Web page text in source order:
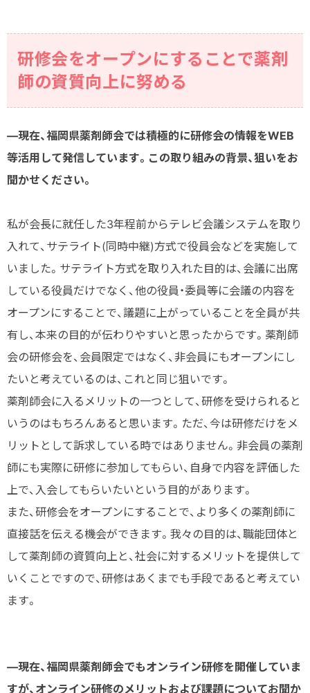
研修会をオープンにすることで薬剤
師の資質向上に努める
―現在、福岡県薬剤師会では積極的に研修会の情報をWEB
等活用して発信しています。この取り組みの背景、狙いをお
聞かせください。
私が会長に就任した3年程前からテレビ会議システムを取り
入れて、サテライト(同時中継)方式で役員会などを実施して
いました。サテライト方式を取り入れた目的は、会議に出席
している役員だけでなく、他の役員・委員等に会議の内容を
オープンにすることで、議題に上がっていることを全員が共
有し、本来の目的が伝わりやすいと思ったからです。薬剤師
会の研修会を、会員限定ではなく、非会員にもオープンにし
たいと考えているのは、これと同じ狙いです。
薬剤師会に入るメリットの一つとして、研修を受けられると
いうのはもちろんあると思います。ただ、今は研修だけをメ
リットとして訴求している時ではありません。非会員の薬剤
師にも実際に研修に参加してもらい、自身で内容を評価した
上で、入会してもらいたいという目的があります。
また、研修会をオープンにすることで、より多くの薬剤師に
直接話を伝える機会ができます。我々の目的は、職能団体と
して薬剤師の資質向上と、社会に対するメリットを提供して
いくことですので、研修はあくまでも手段であると考えてい
ます。
―現在、福岡県薬剤師会でもオンライン研修を開催していま
すが、オンライン研修のメリットおよび課題についてお聞か